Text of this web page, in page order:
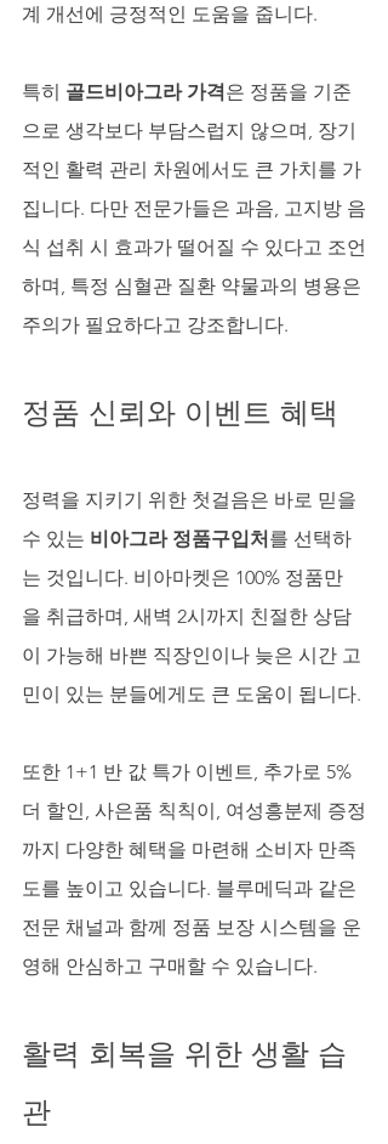
계 개선에 긍정적인 도움을 줍니다.
특히 골드비아그라 가격은 정품을 기준
으로 생각보다 부담스럽지 않으며, 장기
적인 활력 관리 차원에서도 큰 가치를 가
집니다. 다만 전문가들은 과음, 고지방 음
식 섭취 시 효과가 떨어질 수 있다고 조언
하며, 특정 심혈관 질환 약물과의 병용은
주의가 필요하다고 강조합니다.
정품 신뢰와 이벤트 혜택
정력을 지키기 위한 첫걸음은 바로 믿을
수 있는 비아그라 정품구입처를 선택하
는 것입니다. 비아마켓은 100% 정품만
을 취급하며, 새벽 2시까지 친절한 상담
이 가능해 바쁜 직장인이나 늦은 시간 고
민이 있는 분들에게도 큰 도움이 됩니다.
또한 1+1 반 값 특가 이벤트, 추가로 5%
더 할인, 사은품 칙칙이, 여성흥분제 증정
까지 다양한 혜택을 마련해 소비자 만족
도를 높이고 있습니다. 블루메딕과 같은
전문 채널과 함께 정품 보장 시스템을 운
영해 안심하고 구매할 수 있습니다.
활력 회복을 위한 생활 습
관